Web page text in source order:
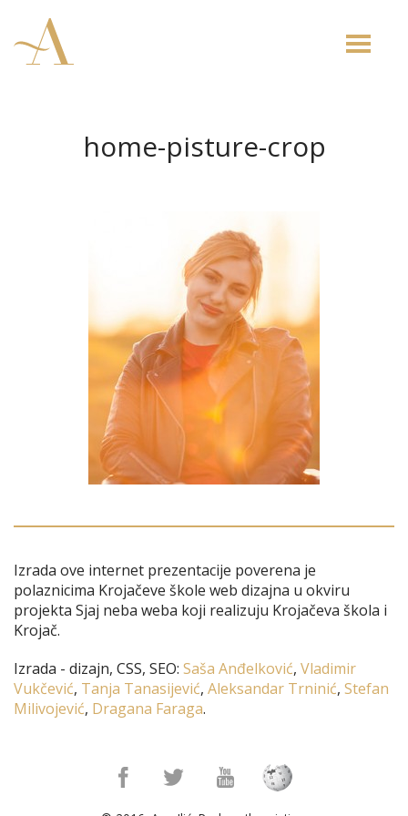
Toggle
home-pisture-crop
Izrada ove internet prezentacije poverena je
polaznicima Krojačeve škole web dizajna u okviru
projekta Sjaj neba weba koji realizuju Krojačeva škola i
Krojač.
Izrada - dizajn, CSS, SEO: Saša Anđelković, Vladimir
Vukčević, Tanja Tanasijević, Aleksandar Trninić, Stefan
Milivojević, Dragana Faraga.